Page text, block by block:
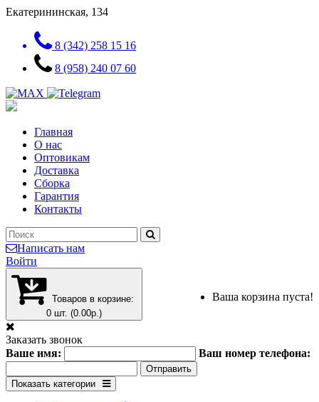
Екатерининская, 134
8 (342) 258 15 16
8 (958) 240 07 60
Главная
О нас
Оптовикам
Доставка
Сборка
Гарантия
Контакты
Написать нам
Войти
Товаров в корзине:
0 шт. (0.00р.)
Ваша корзина пуста!
Заказать звонок
Ваше имя:
Ваш номер телефона:
Показать категории